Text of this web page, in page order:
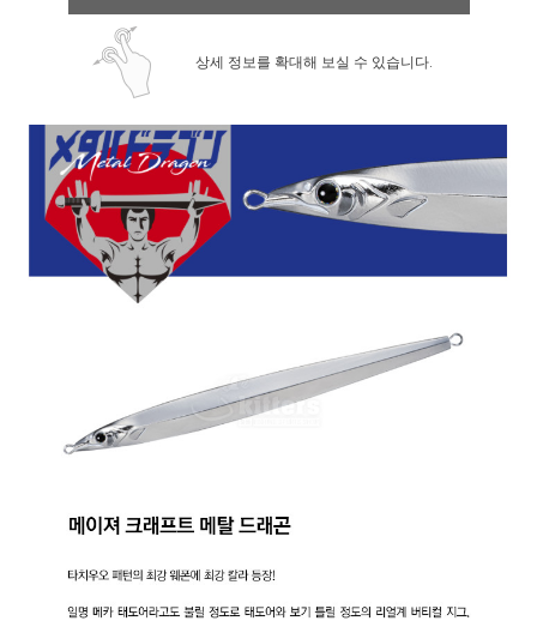
상세 정보를 확대해 보실 수 있습니다.